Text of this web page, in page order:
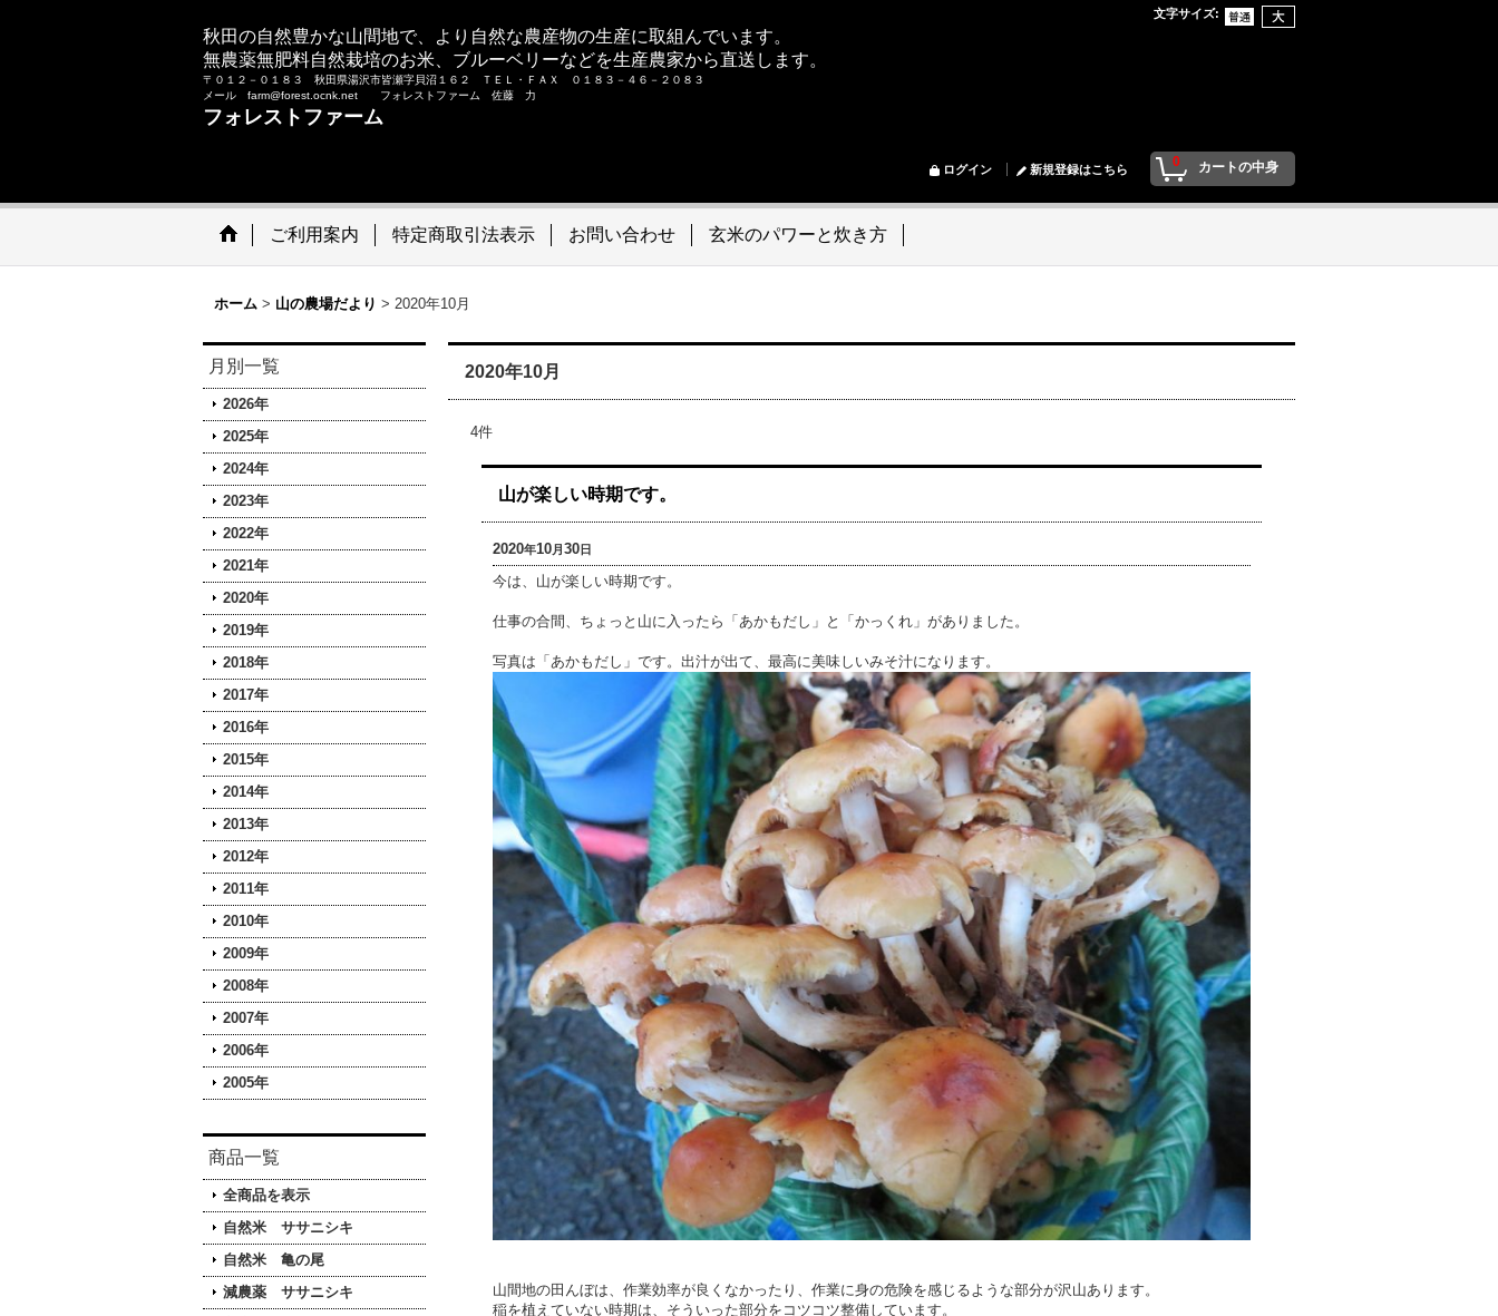
秋田の自然豊かな山間地で、より自然な農産物の生産に取組んでいます。
無農薬無肥料自然栽培のお米、ブルーベリーなどを生産農家から直送します。
〒０１２－０１８３ 秋田県湯沢市皆瀬字貝沼１６２ ＴＥＬ・ＦＡＸ ０１８３－４６－２０８３
メール farm@forest.ocnk.net フォレストファーム 佐藤 力
文字サイズ:
フォレストファーム
0 カートの中身
ログイン 新規登録はこちら
ご利用案内 特定商取引法表示 お問い合わせ 玄米のパワーと炊き方
ホーム > 山の農場だより > 2020年10月
月別一覧
2026年
2025年
2024年
2023年
2022年
2021年
2020年
2019年
2018年
2017年
2016年
2015年
2014年
2013年
2012年
2011年
2010年
2009年
2008年
2007年
2006年
2005年
商品一覧
全商品を表示
自然米 ササニシキ
自然米 亀の尾
減農薬 ササニシキ
2020年10月
4件
山が楽しい時期です。
2020年10月30日
今は、山が楽しい時期です。
仕事の合間、ちょっと山に入ったら「あかもだし」と「かっくれ」がありました。
写真は「あかもだし」です。出汁が出て、最高に美味しいみそ汁になります。
山間地の田んぼは、作業効率が良くなかったり、作業に身の危険を感じるような部分が沢山あります。
稲を植えていない時期は、そういった部分をコツコツ整備しています。